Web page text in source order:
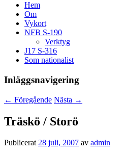
Hem
Om
Vykort
NFB S-190
Verktyg
J17 S-316
Som nationalist
Inläggsnavigering
← Föregående Nästa →
Träskö / Storö
Publicerat28 juli, 2007 av admin